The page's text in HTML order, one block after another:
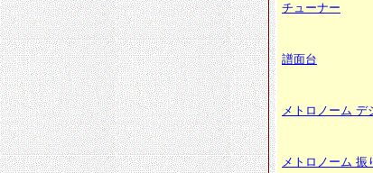
チューナー
譜面台
メトロノーム デ
メトロノーム 振